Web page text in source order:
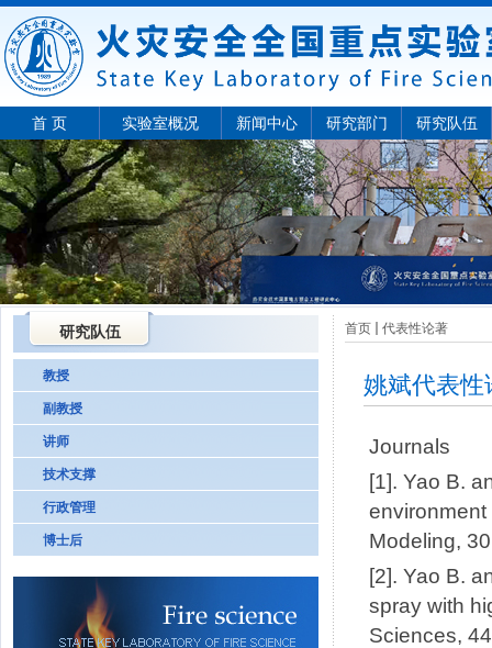
首 页 实验室概况 新闻中心 研究部门 研究队伍
研究队伍
教授
副教授
讲师
技术支撑
行政管理
博士后
首页 代表性论著
姚斌代表性
Journals
[1]. Yao B.
environment
Modeling,
[2]. Yao B.
spray with
Sciences,